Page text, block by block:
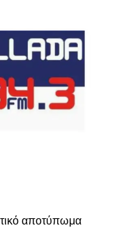
αποτύπωμα